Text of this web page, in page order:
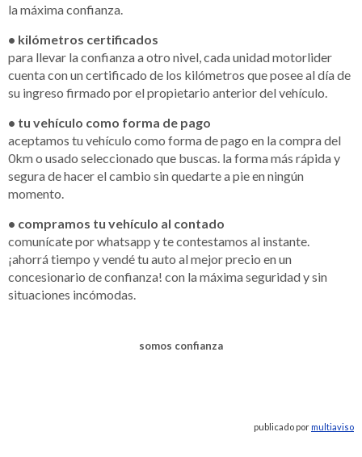
la máxima confianza.
• kilómetros certificados
para llevar la confianza a otro nivel, cada unidad motorlider
cuenta con un certificado de los kilómetros que posee al día de
su ingreso firmado por el propietario anterior del vehículo.
• tu vehículo como forma de pago
aceptamos tu vehículo como forma de pago en la compra del
0km o usado seleccionado que buscas. la forma más rápida y
segura de hacer el cambio sin quedarte a pie en ningún
momento.
• compramos tu vehículo al contado
comunícate por whatsapp y te contestamos al instante.
¡ahorrá tiempo y vendé tu auto al mejor precio en un
concesionario de confianza! con la máxima seguridad y sin
situaciones incómodas.
somos confianza
publicado pormultiaviso